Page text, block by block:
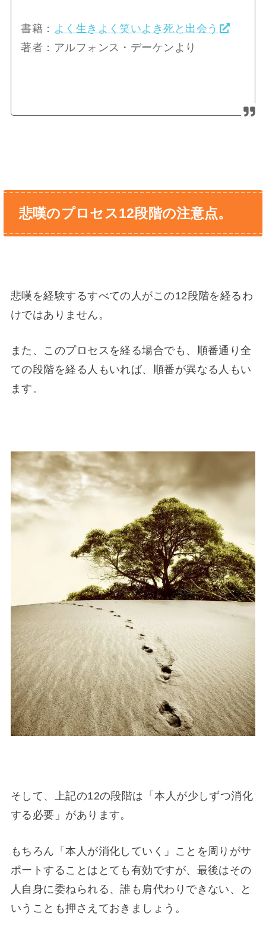
書籍： よく生きよく笑いよき死と出会う
著者：アルフォンス・デーケンより
悲嘆のプロセス12段階の注意点。
悲嘆を経験するすべての人がこの12段階を経るわ
けではありません。
また、このプロセスを経る場合でも、順番通り全
ての段階を経る人もいれば、順番が異なる人もい
ます。
そして、上記の12の段階は「本人が少しずつ消化
する必要」があります。
もちろん「本人が消化していく」ことを周りがサ
ポートすることはとても有効ですが、最後はその
人自身に委ねられる、誰も肩代わりできない、と
いうことも押さえておきましょう。